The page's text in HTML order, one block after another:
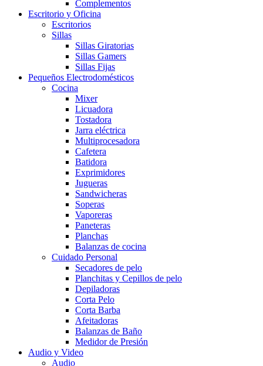
Complementos
Escritorio y Oficina
Escritorios
Sillas
Sillas Giratorias
Sillas Gamers
Sillas Fijas
Pequeños Electrodomésticos
Cocina
Mixer
Licuadora
Tostadora
Jarra eléctrica
Multiprocesadora
Cafetera
Batidora
Exprimidores
Jugueras
Sandwicheras
Soperas
Vaporeras
Paneteras
Planchas
Balanzas de cocina
Cuidado Personal
Secadores de pelo
Planchitas y Cepillos de pelo
Depiladoras
Corta Pelo
Corta Barba
Afeitadoras
Balanzas de Baño
Medidor de Presión
Audio y Video
Audio